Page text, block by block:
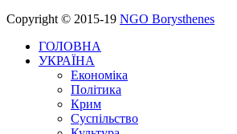
Copyright © 2015-19 NGO Borysthenes
ГОЛОВНА
УКРАЇНА
Економіка
Політика
Крим
Суспільство